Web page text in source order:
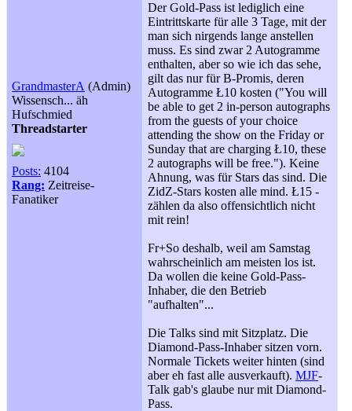
GrandmasterA (Admin)
Wissensch... äh
Hufschmied
Threadstarter
Posts: 4104
Rang: Zeitreise-
Fanatiker
Der Gold-Pass ist lediglich eine
Eintrittskarte für alle 3 Tage, mit der
man sich nirgends lange anstellen
muss. Es sind zwar 2 Autogramme
enthalten, aber so wie ich das sehe,
gilt das nur für B-Promis, deren
Autogramme Ł10 kosten ("You will
be able to get 2 in-person autographs
from the guests of your choice
attending the show on the Friday or
Sunday that are charging Ł10, these
2 autographs will be free."). Keine
Ahnung, was für Stars das sind. Die
ZidZ-Stars kosten alle mind. Ł15 -
zählen da also offensichtlich nicht
mit rein!
Fr+So deshalb, weil am Samstag
wahrscheinlich am meisten los ist.
Da wollen die keine Gold-Pass-
Inhaber, die den Betrieb
"aufhalten"...
Die Talks sind mit Sitzplatz. Die
Diamond-Pass-Inhaber sitzen vorn.
Normale Tickets weiter hinten (sind
aber eh fast alle ausverkauft). MJF-
Talk gab's glaube nur mit Diamond-
Pass.